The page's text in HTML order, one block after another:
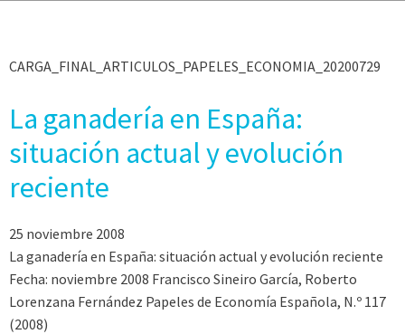
CARGA_FINAL_ARTICULOS_PAPELES_ECONOMIA_20200729
La ganadería en España:
situación actual y evolución
reciente
25 noviembre 2008
La ganadería en España: situación actual y evolución reciente
Fecha: noviembre 2008 Francisco Sineiro García, Roberto
Lorenzana Fernández Papeles de Economía Española, N.º 117
(2008)